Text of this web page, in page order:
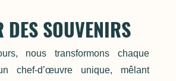
DES SOUVENIRS
nous transformons chaque
chef-d’œuvre unique, mêlant